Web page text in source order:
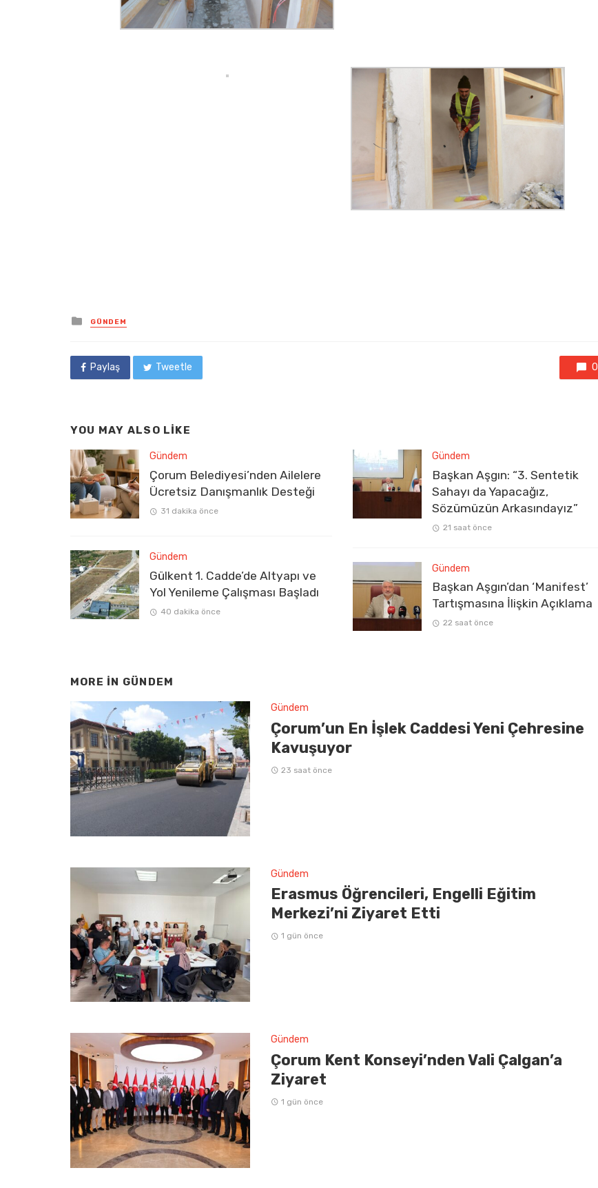
Posted
in
GÜNDEM
Paylaş Tweetle 0
YOU MAY ALSO LIKE
Gündem
Çorum Belediyesi’nden Ailelere
Ücretsiz Danışmanlık Desteği
31 dakika önce
Gündem
Gülkent 1. Cadde’de Altyapı ve
Yol Yenileme Çalışması Başladı
40 dakika önce
Gündem
Başkan Aşgın: “3. Sentetik
Sahayı da Yapacağız,
Sözümüzün Arkasındayız”
21 saat önce
Gündem
Başkan Aşgın’dan ‘Manifest’
Tartışmasına İlişkin Açıklama
22 saat önce
MORE IN GÜNDEM
Gündem
Çorum’un En İşlek Caddesi Yeni Çehresine
Kavuşuyor
23 saat önce
Gündem
Erasmus Öğrencileri, Engelli Eğitim
Merkezi’ni Ziyaret Etti
1 gün önce
Gündem
Çorum Kent Konseyi’nden Vali Çalgan’a
Ziyaret
1 gün önce